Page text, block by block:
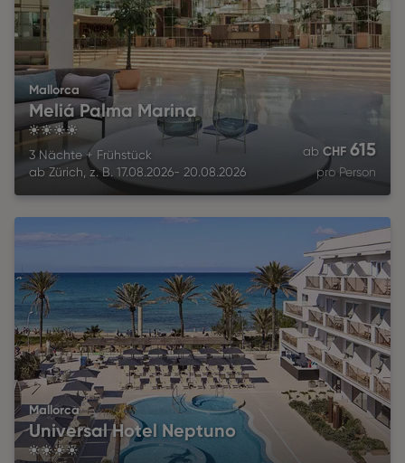
Mallorca
Meliá Palma Marina
3 Nächte+ Frühstück
ab Zürich z. B. 17.08.2026- 20.08.2026
ab CHF 615
pro Person
Mallorca
Universal Hotel Neptuno